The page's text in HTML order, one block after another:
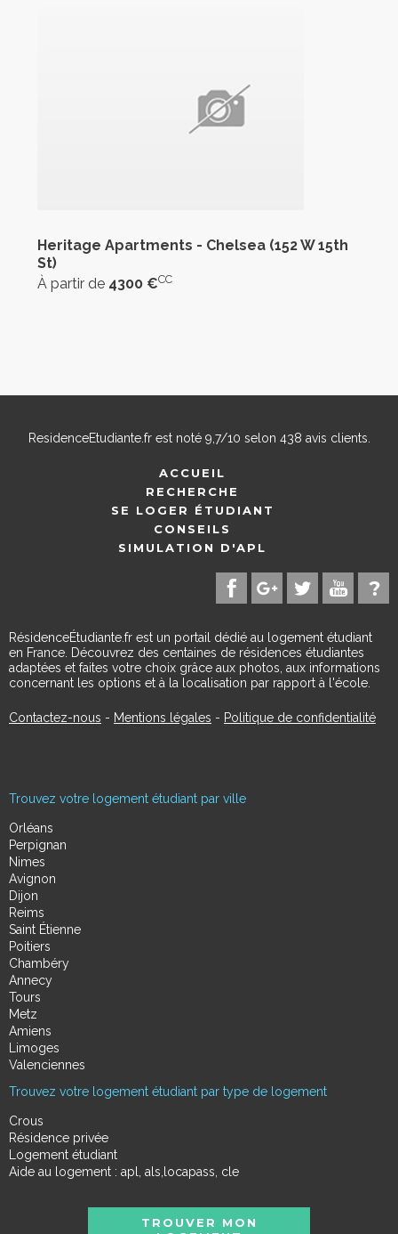
Heritage Apartments - Chelsea (152 W 15th
St)
À partir de 4300 €CC
ResidenceEtudiante.frest noté 9,7/10 selon 438 avis clients.
ACCUEIL
RECHERCHE
SE LOGER ÉTUDIANT
CONSEILS
SIMULATION D'APL
RésidenceÉtudiante.fr est un portail dédié au logement étudiant
en France. Découvrez des centaines de résidences étudiantes
adaptées et faites votre choix grâce aux photos, aux informations
concernant les options et à la localisation par rapport à l'école.
Contactez-nous - Mentions légales - Politique de confidentialité
Trouvez votre logement étudiant par ville
Orléans
Perpignan
Nimes
Avignon
Dijon
Reims
Saint Étienne
Poitiers
Chambéry
Annecy
Tours
Metz
Amiens
Limoges
Valenciennes
Trouvez votre logement étudiant par type de logement
Crous
Résidence privée
Logement étudiant
Aide au logement : apl, als,locapass, cle
TROUVER MON